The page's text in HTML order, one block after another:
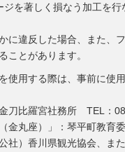
ジを著しく損なう加工を
に違反した場合、また、
ことがあります。
使用する際は、事前に使
金刀比羅宮社務所 TEL：
金丸座）」：琴平町教育
社）香川県観光協会、ま